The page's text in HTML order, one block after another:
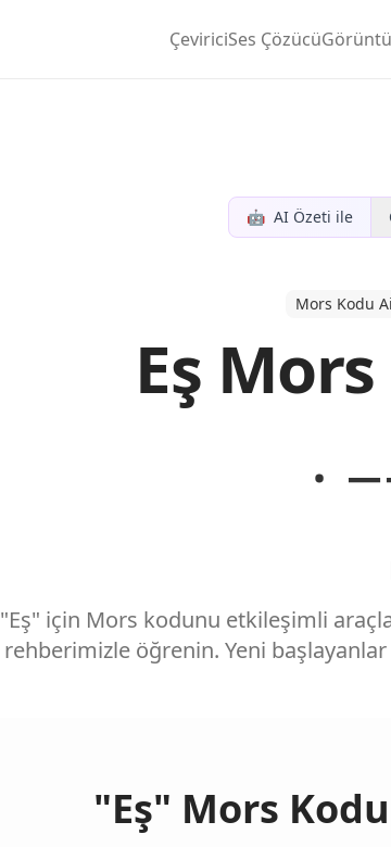
ÇeviriciSes Çözücü
🤖 AI Özeti ile
Mors Kodu
Eş
·
"Eş" için Mors kodunu etkileşimli
rehberimizle öğrenin. Yeni
"Eş" Mors